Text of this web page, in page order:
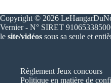
Copyright © 2026
Vernier - N° SIRET
le site/vidéos sous sa seule et
Règlement Jeux concours
Politique en matière de